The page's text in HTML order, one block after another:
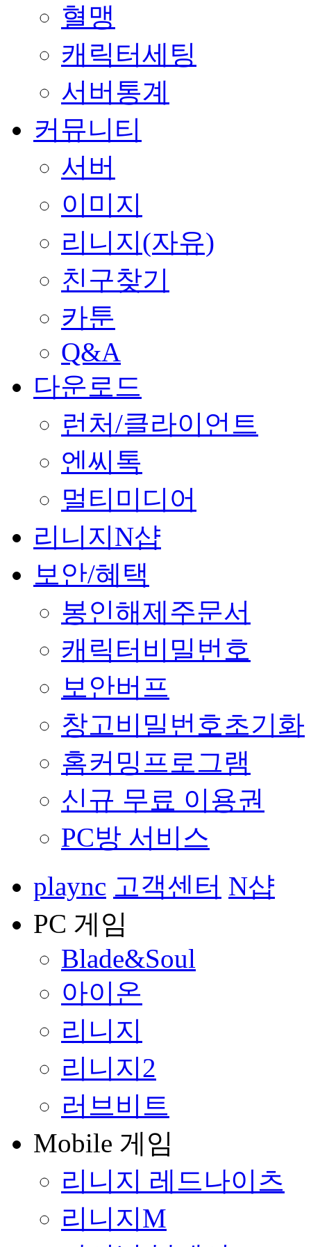
혈맹
캐릭터세팅
서버통계
커뮤니티
서버
이미지
리니지(자유)
친구찾기
카툰
Q&A
다운로드
런처/클라이언트
엔씨톡
멀티미디어
리니지N샵
보안/혜택
봉인해제주문서
캐릭터비밀번호
보안버프
창고비밀번호초기화
홈커밍프로그램
신규 무료 이용권
PC방 서비스
plaync 고객센터 N샵
PC 게임
Blade&Soul
아이온
리니지
리니지2
러브비트
Mobile 게임
리니지 레드나이츠
리니지M